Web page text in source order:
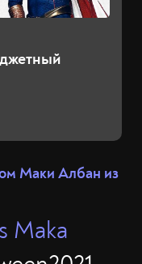
Маки Албан из
Maka